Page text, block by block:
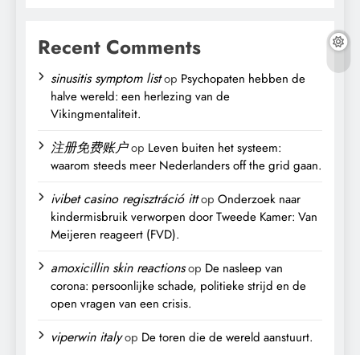
Recent Comments
sinusitis symptom listop Psychopaten hebben de
halve wereld: een herlezing van de
Vikingmentaliteit.
注册免费账户op Leven buiten het systeem:
waarom steeds meer Nederlanders off the grid gaan.
ivibet casino regisztráció ittop Onderzoek naar
kindermisbruik verworpen door Tweede Kamer: Van
Meijeren reageert (FVD).
amoxicillin skin reactionsop De nasleep van
corona: persoonlijke schade, politieke strijd en de
open vragen van een crisis.
viperwin italyop De toren die de wereld aanstuurt.